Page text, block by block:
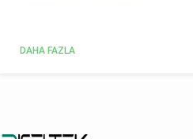
DAHA FAZLA